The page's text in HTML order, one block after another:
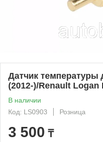
Датчик температуры
(2012-)/Renault Logan
В наличии
Код: LS0903
Розница
3 500 ₸